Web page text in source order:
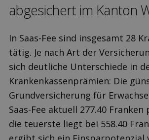
ab­gesichert im Kanton
In Saas-Fee sind insgesamt 28
tätig. Je nach Art der
sich deutliche Unterschiede in
Krankenkassenprämien: Die
Grundversicherung für
Saas-Fee aktuell 277.40
die teuerste liegt bei 558.40